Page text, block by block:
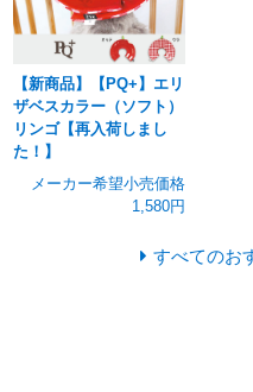
【新商品】【PQ+】エリ
ザベスカラー（ソフト）
リンゴ【再入荷しまし
た！】
メーカー希望小売価格
1,580円
すべてのお